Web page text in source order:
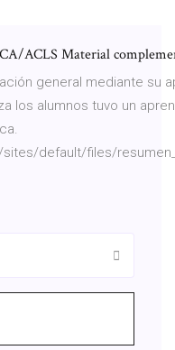
ACLS Material
general mediante su
los alumnos tuvo un
default/files/